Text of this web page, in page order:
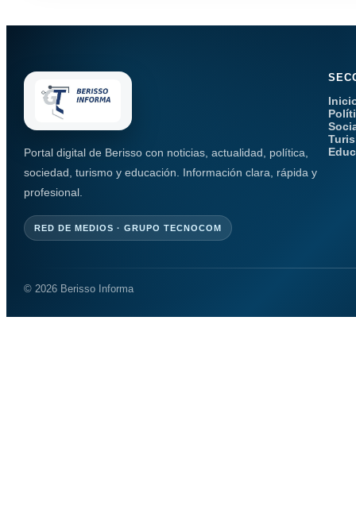
Portal digital de Berisso con noticias, actualidad, política,
sociedad, turismo y educación. Información clara, rápida y
profesional.
RED DE MEDIOS · GRUPO TECNOCOM
© 2026 Berisso Informa